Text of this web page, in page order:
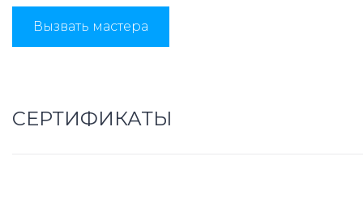
Вызвать мастера
СЕРТИФИКАТЫ